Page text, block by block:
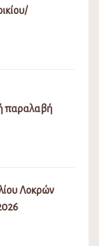
παραλαβή
Λοκρών